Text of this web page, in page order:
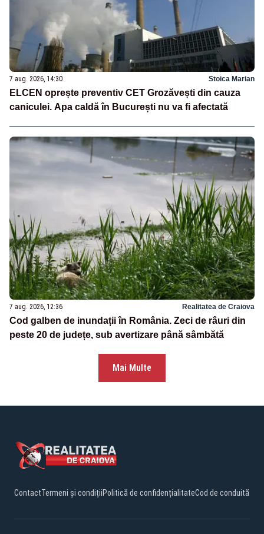
7 aug. 2026, 14:30 Stoica Marian
ELCEN oprește preventiv CET Grozăvești din cauza
caniculei. Apa caldă în București nu va fi afectată
7 aug. 2026, 12:36 Realitatea de Craiova
Cod galben de inundații în România. Zeci de râuri din
peste 20 de județe, sub avertizare până sâmbătă
Mai Multe
ContactTermeni și condițiiPolitică de confidențialitateCod de conduită